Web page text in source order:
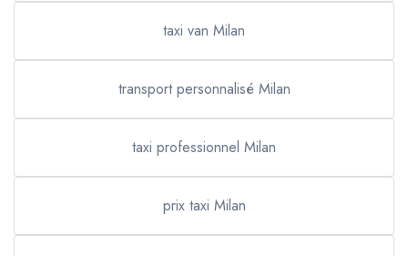
taxi van Milan
transport personnalisé Milan
taxi professionnel Milan
prix taxi Milan